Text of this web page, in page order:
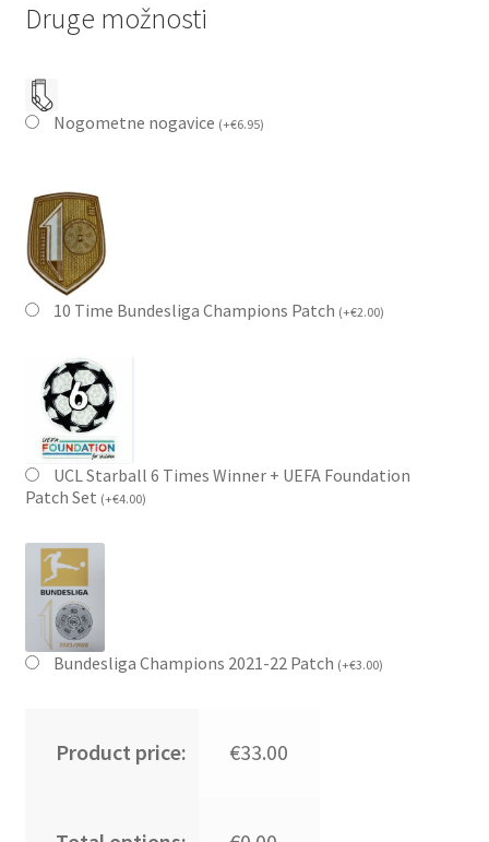
Druge možnosti
Nogometne nogavice (+€6.95)
10 Time Bundesliga Champions Patch (+€2.00)
UCL Starball 6 Times Winner + UEFA Foundation
Patch Set (+€4.00)
Bundesliga Champions 2021-22 Patch (+€3.00)
Product price: €33.00